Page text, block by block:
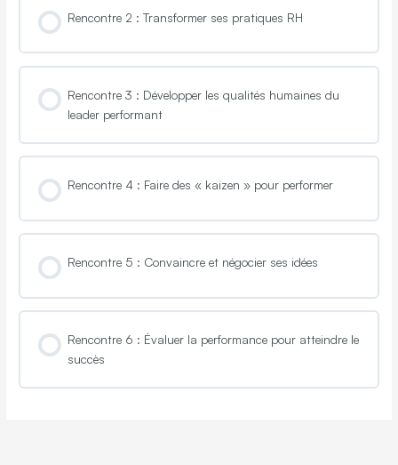
Profil NOVA – Analyse psychométrique personnelle
Rencontre 2 : Transformer ses pratiques RH
Rencontre 3 : Développer les qualités humaines du
leader performant
Rencontre 4 : Faire des « kaizen » pour performer
Rencontre 5 : Convaincre et négocier ses idées
Rencontre 6 : Évaluer la performance pour atteindre le
succès